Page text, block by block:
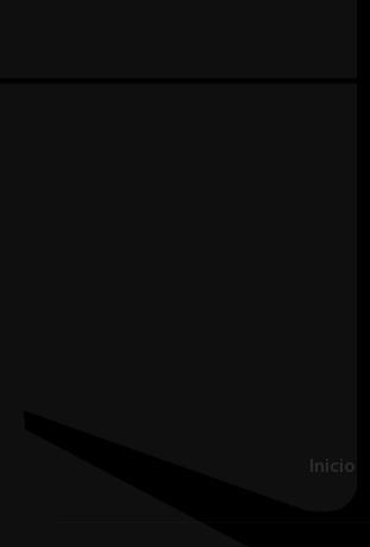
Inicio